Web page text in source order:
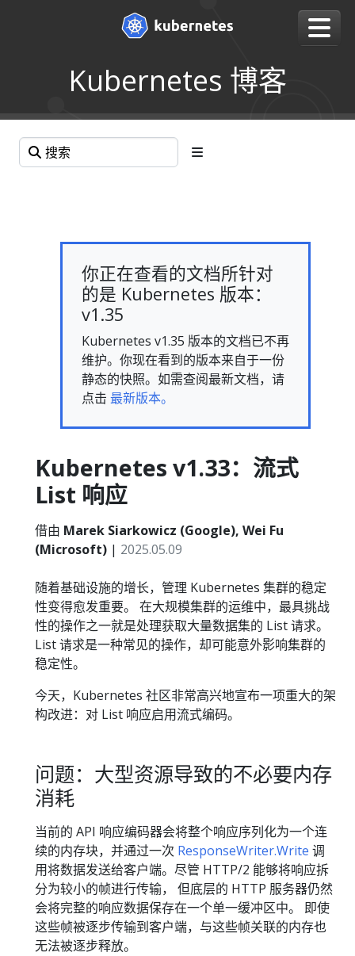
Kubernetes 博客
你正在查看的文档所针对
的是 Kubernetes 版本：
v1.35
Kubernetes v1.35 版本的文档已不再
维护。你现在看到的版本来自于一份
静态的快照。如需查阅最新文档，请
点击 最新版本。
Kubernetes v1.33：流式
List 响应
借由 Marek Siarkowicz (Google), Wei Fu
(Microsoft) | 2025.05.09
随着基础设施的增长，管理 Kubernetes 集群的稳定
性变得愈发重要。 在大规模集群的运维中，最具挑战
性的操作之一就是处理获取大量数据集的 List 请求。
List 请求是一种常见的操作，却可能意外影响集群的
稳定性。
今天，Kubernetes 社区非常高兴地宣布一项重大的架
构改进：对 List 响应启用流式编码。
问题：大型资源导致的不必要内存
消耗
当前的 API 响应编码器会将整个响应序列化为一个连
续的内存块，并通过一次 ResponseWriter.Write 调
用将数据发送给客户端。尽管 HTTP/2 能够将响应拆
分为较小的帧进行传输， 但底层的 HTTP 服务器仍然
会将完整的响应数据保存在一个单一缓冲区中。 即使
这些帧被逐步传输到客户端，与这些帧关联的内存也
无法被逐步释放。